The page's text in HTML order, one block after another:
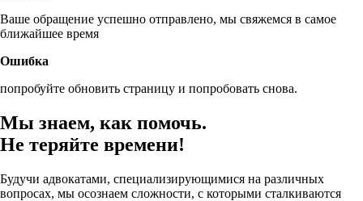
Ваше обращение успешно отправлено, мы свяжемся в самое
ближайшее время
Ошибка
попробуйте обновить страницу и попробовать снова.
Мы знаем, как помочь.
Не теряйте времени!
Будучи адвокатами, специализирующимися на различных
вопросах, мы осознаем сложности, с которыми сталкиваются